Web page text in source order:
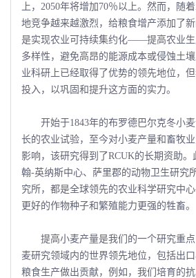
上，2050年将增加70％以上。然而，随
地竞争越来越激烈，给粮食增产添加了
是实现农业可持续集约化――提高农业生
多样性，避免高昂的能源成本或侵蚀土
业科研上已经取得了优势的领先地位，
投入，以巩固和提升这方面的实力。
开始于1843年的布罗德巴尔克冬小麦
长的农业试验，至今对小麦产量和畜牧
影响，该研究得到了RCUK的长期资助
翰-英纳斯中心、萨里郡的动物卫生研究
究所，都是全球领先的农业科学研究中
更好的作物种子和繁殖能力更强的牲畜。
提高小麦产量是我们的一个研究重点
麦研究领域内的世界领先地位，包括出
粮食生产做出贡献，例如，我们培育的